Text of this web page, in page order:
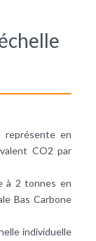
représente en
CO2 par
à 2 tonnes en
Bas Carbone
individuelle